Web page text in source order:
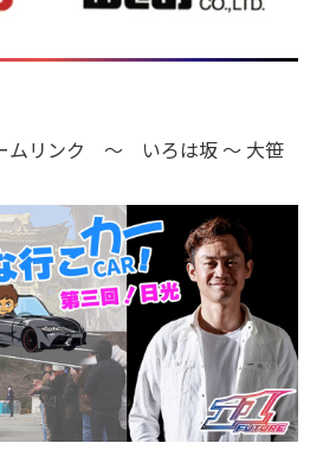
ムリンク ～ いろは坂 ～ 大笹